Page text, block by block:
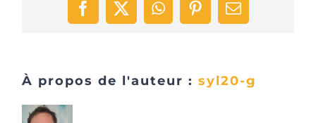
Facebook
X WhatsAppPinterestEmail
À propos de l'auteur :syl20-g